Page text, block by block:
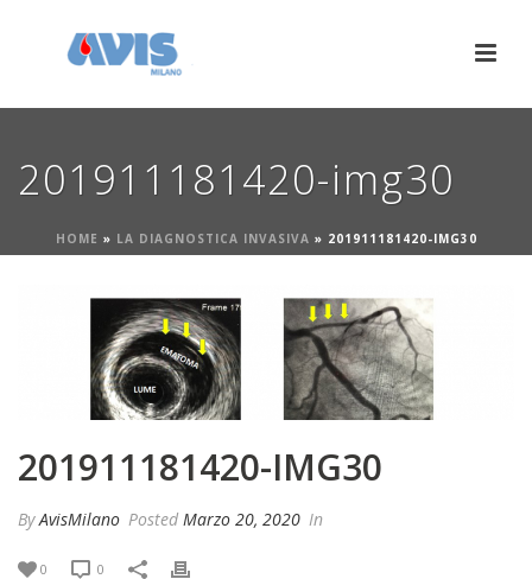
201911181420-img30
HOME » LA DIAGNOSTICA INVASIVA » 201911181420-IMG30
201911181420-IMG30
ByAvisMilano Posted Marzo 20, 2020 In
0 0